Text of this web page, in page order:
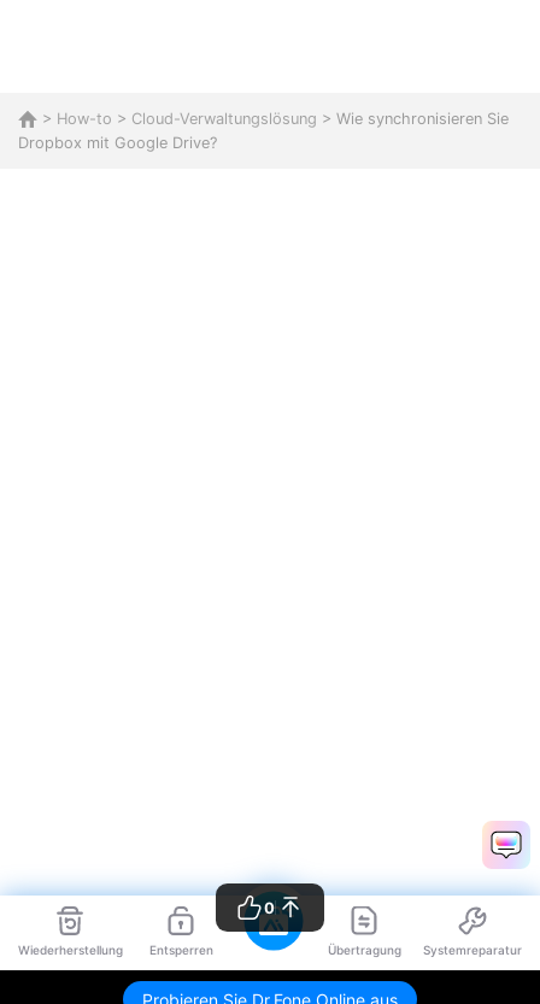
Wiederherstellung Entsperren Übertragung Systemreparatur
Probieren Sie Dr.Fone Online aus
> How-to > Cloud-Verwaltungslösung > Wie synchronisieren Sie
Dropbox mit Google Drive?
0